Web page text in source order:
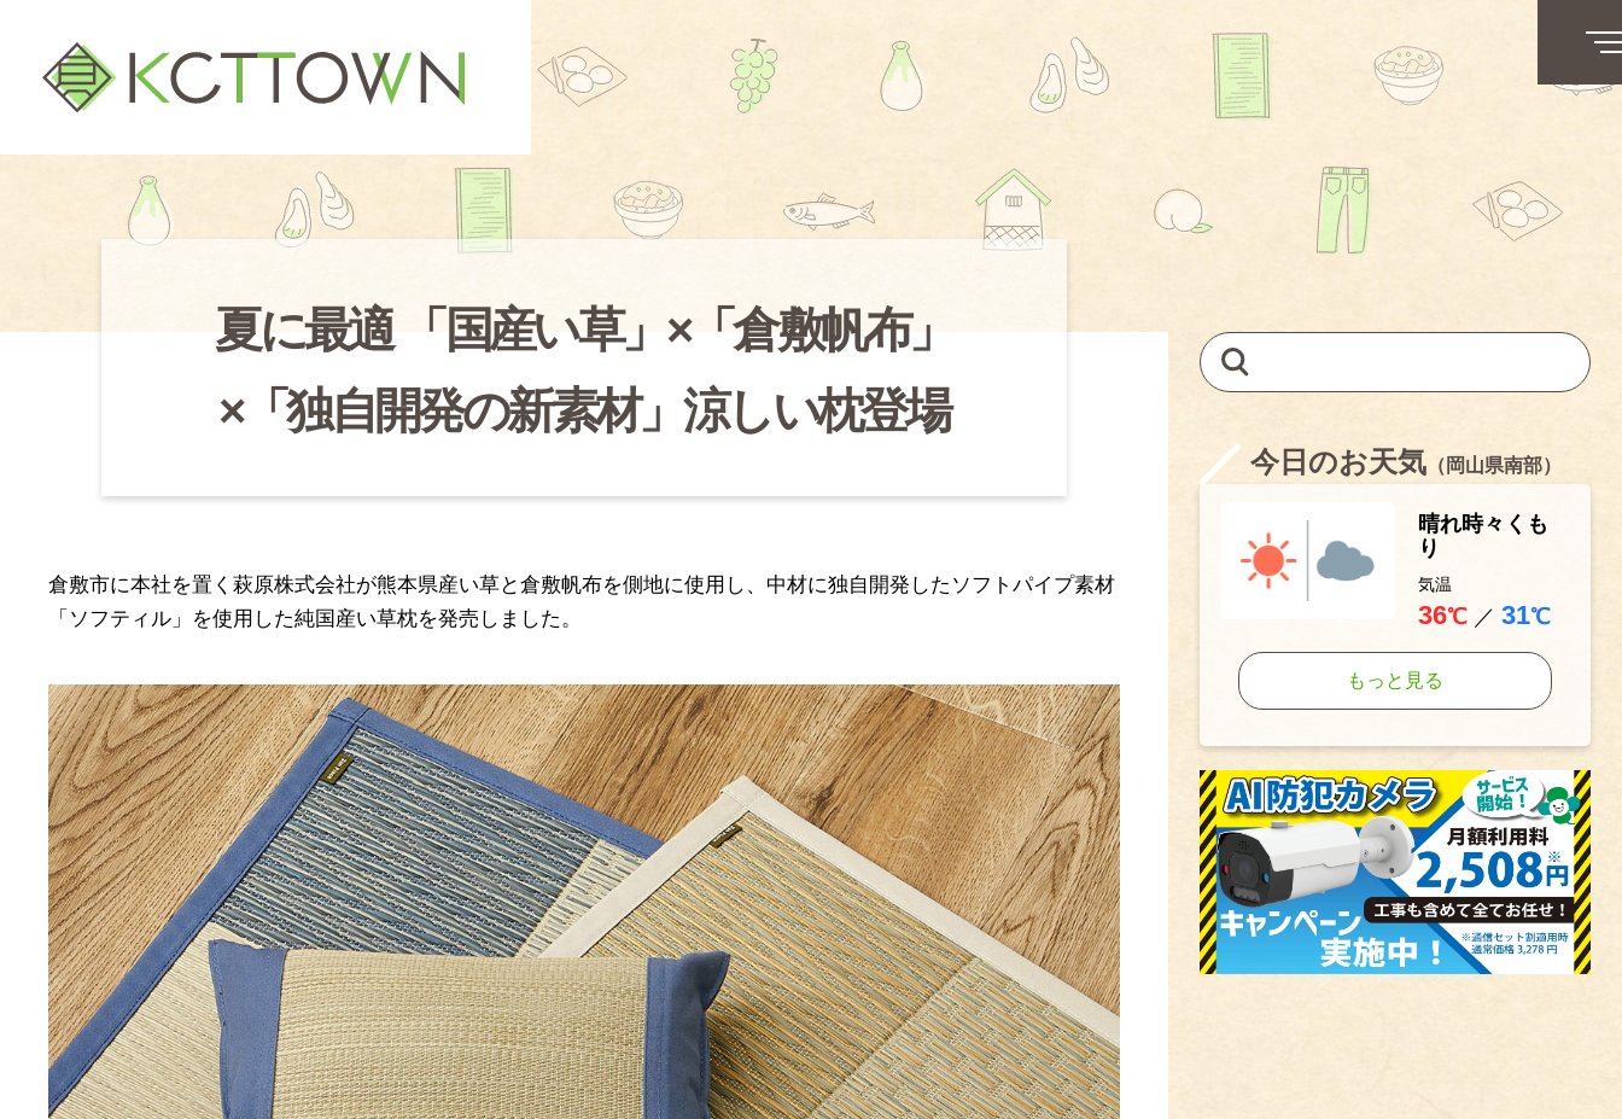
夏に最適 「国産い草」×「倉敷帆布」
×「独自開発の新素材」涼しい枕登場
倉敷市に本社を置く萩原株式会社が熊本県産い草と倉敷帆布を側地に使用し、中材に独自開発したソフトパイプ素材
「ソフティル」を使用した純国産い草枕を発売しました。
今日のお天気 （岡山県南部）
晴れ時々くも
り
気温
36℃／ 31℃
もっと見る